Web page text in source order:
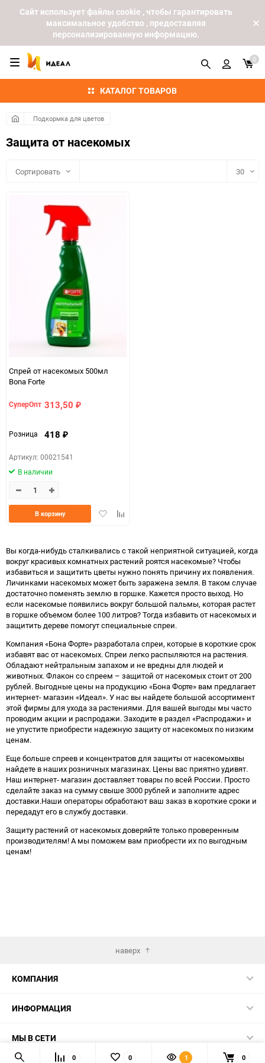
Cайт использует файлы cookie , чтобы гарантировать
максимальное удобство , предоставляя
персонализированную информацию.
КАТАЛОГ ТОВАРОВ
0
Подкормка для цветов
Защита от насекомых
Сортировать 30
Спрей от насекомых 500мл
Bona Forte
СуперОпт 313,50 ₽
Розница 418 ₽
Артикул: 00021541
В наличии
ДобавитьДобавить
В корзину
Вы когда-нибудь сталкивались с такой неприятной ситуацией, когда
вокруг красивых комнатных растений роятся насекомые? Чтобы
избавиться и защитить цветы нужно понять причину их появления.
Личинками насекомых может быть заражена земля. В таком случае
достаточно поменять землю в горшке. Кажется просто выход. Но
если насекомые появились вокруг большой пальмы, которая растет
в горшке объемом более 100 литров? Тогда избавить от насекомых и
защитить дереве помогут специальные спреи.
Компания «Бона Форте» разработала спреи, которые в короткие срок
избавят вас от насекомых. Спреи легко распыляются на растения.
Обладают нейтральным запахом и не вредны для людей и
животных. Флакон со спреем – защитой от насекомых стоит от 200
рублей. Выгодные цены на продукцию «Бона Форте» вам предлагает
интернет- магазин «Идеал». У нас вы найдете большой ассортимент
этой фирмы для ухода за растениями. Для вашей выгоды мы часто
проводим акции и распродажи. Заходите в раздел «Распродажи» и
не упустите приобрести надежную защиту от насекомых по низким
ценам.
Еще больше спреев и концентратов для защиты от насекомыхвы
найдете в наших розничных магазинах. Цены вас приятно удивят.
Наш интернет- магазин доставляет товары по всей России. Просто
сделайте заказ на сумму свыше 3000 рублей и заполните адрес
доставки.Наши операторы обработают ваш заказ в короткие сроки и
передадут его в службу доставки.
Защиту растений от насекомых доверяйте только проверенным
производителям! А мы поможем вам приобрести их по выгодным
ценам!
наверх
КОМПАНИЯ
ИНФОРМАЦИЯ
МЫ В СЕТИ
0 0 1 0